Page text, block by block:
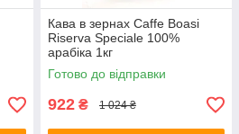
Кава в зернах Caffe Boasi
Riserva Speciale 100%
арабіка 1кг
Готово до відправки
922 ₴ 1 024 ₴